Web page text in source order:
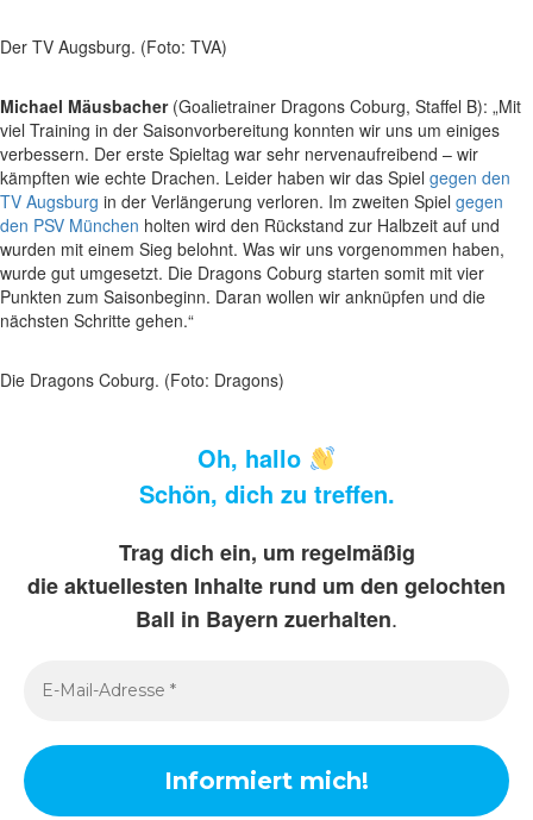
Der TV Augsburg. (Foto: TVA)
Michael Mäusbacher(Goalietrainer Dragons Coburg, Staffel B): „Mit
viel Training in der Saisonvorbereitung konnten wir uns um einiges
verbessern. Der erste Spieltag war sehr nervenaufreibend – wir
kämpften wie echte Drachen. Leider haben wir das Spiel gegen den
TV Augsburg in der Verlängerung verloren. Im zweiten Spiel gegen
den PSV München holten wird den Rückstand zur Halbzeit auf und
wurden mit einem Sieg belohnt. Was wir uns vorgenommen haben,
wurde gut umgesetzt. Die Dragons Coburg starten somit mit vier
Punkten zum Saisonbeginn. Daran wollen wir anknüpfen und die
nächsten Schritte gehen.“
Die Dragons Coburg. (Foto: Dragons)
Oh, hallo
Schön, dich zu treffen.
Trag dich ein, um regelmäßig
die aktuellesten Inhalte rund um den gelochten
Ball in Bayern zuerhalten.